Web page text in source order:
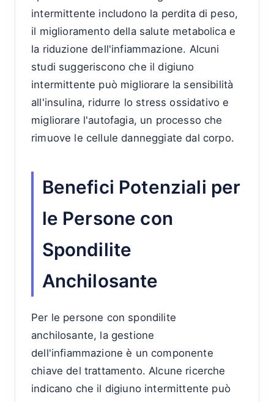
intermittente includono la perdita di peso,
il miglioramento della salute metabolica e
la riduzione dell'infiammazione. Alcuni
studi suggeriscono che il digiuno
intermittente può migliorare la sensibilità
all'insulina, ridurre lo stress ossidativo e
migliorare l'autofagia, un processo che
rimuove le cellule danneggiate dal corpo.
Benefici Potenziali per
le Persone con
Spondilite
Anchilosante
Per le persone con spondilite
anchilosante, la gestione
dell'infiammazione è un componente
chiave del trattamento. Alcune ricerche
indicano che il digiuno intermittente può